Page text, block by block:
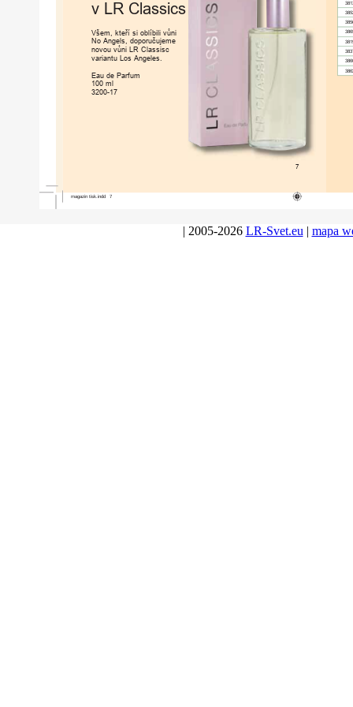
v LR Classics
Všem, kteří si oblíbili vůni
No Angels, doporučujeme
novou vůni LR Classisc
variantu Los Angeles.
Eau de Parfum
100 ml
3200-17
7
magazin tisk.indd 7
| 2005-2026 LR-Svet.eu | mapa